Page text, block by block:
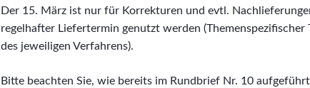
Der 15. März ist nur für Korrekturen und evtl.
regelhafter Liefertermin genutzt werden (Themenspezifischer
des jeweiligen Verfahrens).
Bitte beachten Sie, wie bereits im Rundbrief Nr. 10